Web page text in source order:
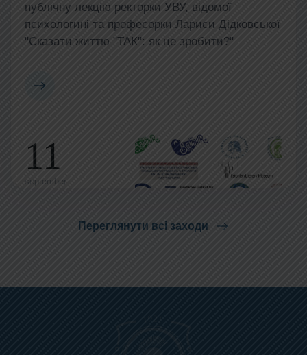
Переглянути всі заходи
публічну лекцію ректорки УВУ, відомої
психологині та професорки Лариси Дідковської
"Сказати життю "ТАК": як це зробити?"
11
september
Міжнародна конференція “Бандура поза